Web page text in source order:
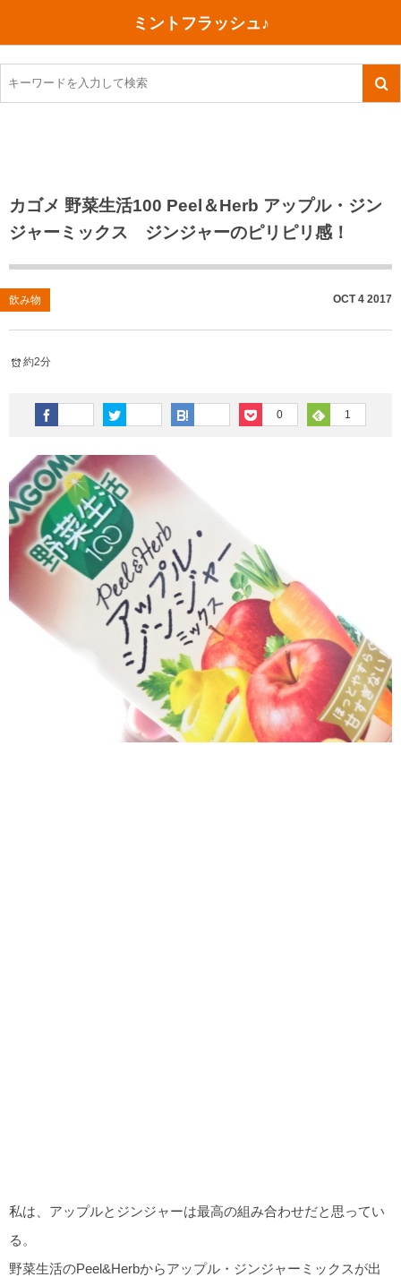
ミントフラッシュ♪
カゴメ 野菜生活100 Peel＆Herb アップル・ジン
ジャーミックス ジンジャーのピリピリ感！
飲み物 OCT 4 2017
約2分
0 1
私は、アップルとジンジャーは最高の組み合わせだと思ってい
る。
野菜生活のPeel&Herbからアップル・ジンジャーミックスが出
TOEIC感想・結果
TOEIC800点への道
TOEIC（作戦・ノウハウなど）
TOEIC700点への道
英単語
その他英語関連
今日買った本
ご朱印帳めぐり
川越（埼玉県）
沖縄
神戸
行ってきたあれこれ
旅行関連あれこれ
ファスティング
コスメ
ダイエット
健康あれこれ
美容あれこれ
食べ物
今日の一枚
月、星、宇宙